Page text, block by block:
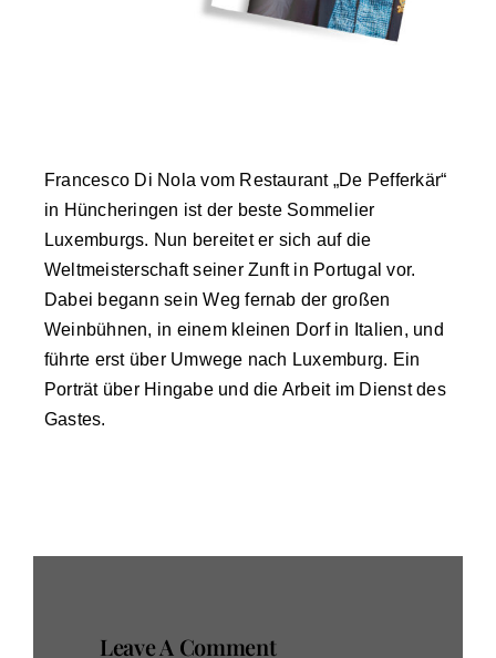
Francesco Di Nola vom Restaurant „De Pefferkär“
in Hüncheringen ist der beste Sommelier
Luxemburgs. Nun bereitet er sich auf die
Weltmeisterschaft seiner Zunft in Portugal vor.
Dabei begann sein Weg fernab der großen
Weinbühnen, in einem kleinen Dorf in Italien, und
führte erst über Umwege nach Luxemburg. Ein
Porträt über Hingabe und die Arbeit im Dienst des
Gastes.
Leave A Comment